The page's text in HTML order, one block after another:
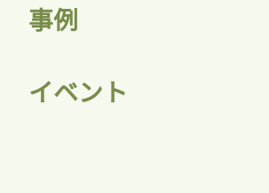
事例
イベント